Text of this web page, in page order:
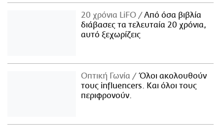
20 χρόνια LiFO
Από όσα βιβλία
διάβασες τα τελευταία 20 χρόνια,
αυτό ξεχωρίζεις
Οπτική Γωνία
Όλοι ακολουθούν
τους influencers. Και όλοι τους
περιφρονούν.